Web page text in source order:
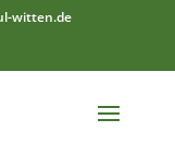
witten.de